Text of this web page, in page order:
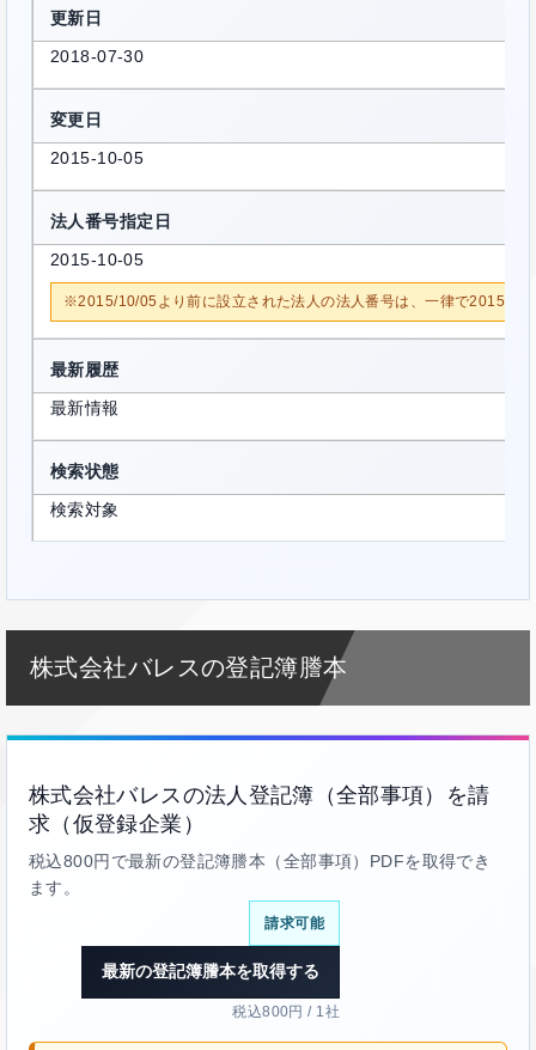
更新日
2018-07-30
変更日
2015-10-05
法人番号指定日
2015-10-05
※2015/10/05より前に設立された法人の法人番号は、一律で2015/10/
最新履歴
最新情報
検索状態
検索対象
株式会社バレスの登記簿謄本
株式会社バレスの法人登記簿（全部事項）を請
求（仮登録企業）
税込800円で最新の登記簿謄本（全部事項）PDFを取得でき
ます。
請求可能
最新の登記簿謄本を取得する
税込800円 / 1社